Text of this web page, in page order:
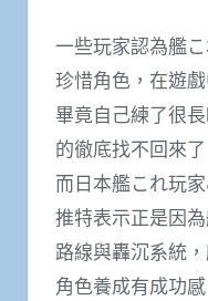
一些玩家認為艦
珍惜角色，在遊
畢竟自己練了很
的徹底找不回來了
而日本艦これ玩
推特表示正是因
路線與轟沉系統
角色養成有成功感